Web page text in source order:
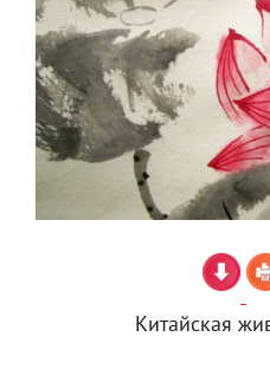
Китайская